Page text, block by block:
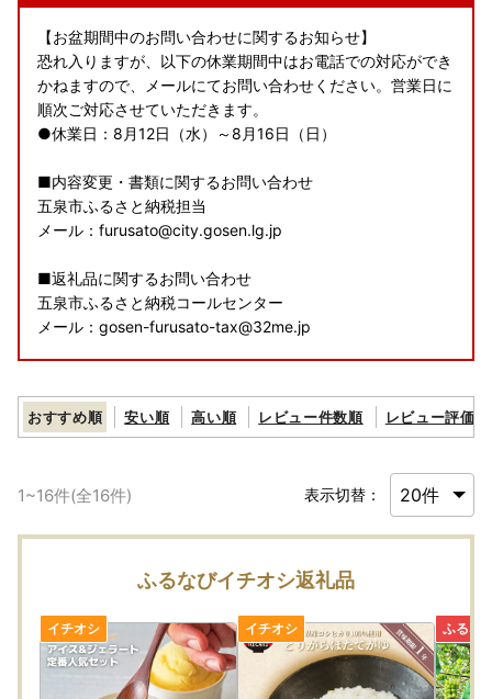
【お盆期間中のお問い合わせに関するお知らせ】
恐れ入りますが、以下の休業期間中はお電話での対応ができ
かねますので、メールにてお問い合わせください。営業日に
順次ご対応させていただきます。
●休業日：8月12日（水）～8月16日（日）
■内容変更・書類に関するお問い合わせ
五泉市ふるさと納税担当
メール：furusato@city.gosen.lg.jp
■返礼品に関するお問い合わせ
五泉市ふるさと納税コールセンター
メール：gosen-furusato-tax@32me.jp
【お盆期間中の配送に関するお知らせ】
お盆期間中の休業に伴い、返礼品の配送については下記のと
休業中は配送手配ができませんので、「お礼品発送予定時
期」に記載の通常の配送期間よりも更に数日程度お時間を要
する場合がございます。あらかじめご了承ください。
おすすめ順 安い順 高い順 レビュー件数順 レビュー評価順
1~16件(全16件) 表示切替：
ふるなびイチオシ返礼品